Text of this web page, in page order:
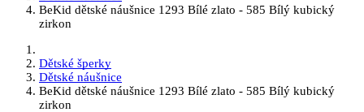
BeKid dětské náušnice 1293 Bílé zlato - 585 Bílý kubický
zirkon
Dětské šperky
Dětské náušnice
BeKid dětské náušnice 1293 Bílé zlato - 585 Bílý kubický
zirkon